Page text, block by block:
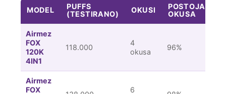
MODEL
PUFFS
(TESTIRANO)
OKUSI
OKUSA
Airmez
FOX
120K
4IN1
118.000
4
okusa
96%
Airmez
FOX
6